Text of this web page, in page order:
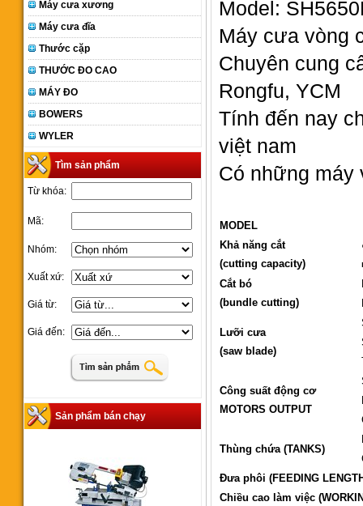
Máy cưa xương
Máy cưa đĩa
Thước cặp
THƯỚC ĐO CAO
MÁY ĐO
BOWERS
WYLER
Tìm sản phẩm
Từ khóa:
Mã:
Nhóm:
Xuất xứ:
Giá từ:
Giá đến:
Sản phẩm bán chạy
Model:
Máy cưa vòng
Chuyên cung
Rongfu, YCM
Tính đến nay
việt nam
Có những máy
MODEL
Khả năng cắt
(cutting capacity)
Cắt bó
(bundle cutting)
Lưỡi cưa
(saw blade)
Công suất động cơ
MOTORS OUTPUT
Thùng chứa (TANKS)
Đưa phôi (FEEDING
Chiều cao làm việc